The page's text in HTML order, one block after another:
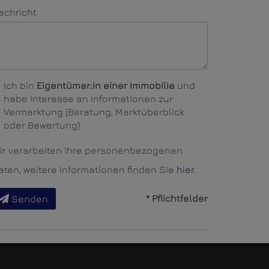
Ich bin Eigentümer:in einer Immobilie und
habe Interesse an Informationen zur
Vermarktung (Beratung, Marktüberblick
oder Bewertung).
verarbeiten Ihre personenbezogenen
weitere Informationen finden Sie hier.
Senden * Pflichtfelder